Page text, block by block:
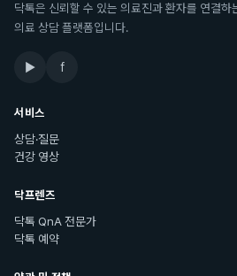
닥톡은 신뢰할 수 있는 의료진과 환자를 연결하
의료 상담 플랫폼입니다.
▶ f
서비스
상담·질문
건강 영상
닥프렌즈
닥톡 QnA 전문가
닥톡 예약